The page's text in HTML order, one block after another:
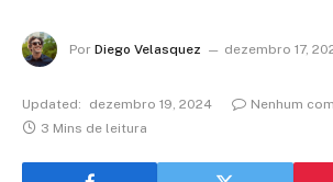
Por Diego Velasquez dezembro 17,
Updated: dezembro 19, 2024
Nenhum
3 Mins de leitura